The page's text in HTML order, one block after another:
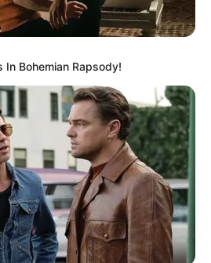
Colombiaen coordinación con
Junior a Medellín:
el bus de la
de El Poblado
Bohemian Rapsody!